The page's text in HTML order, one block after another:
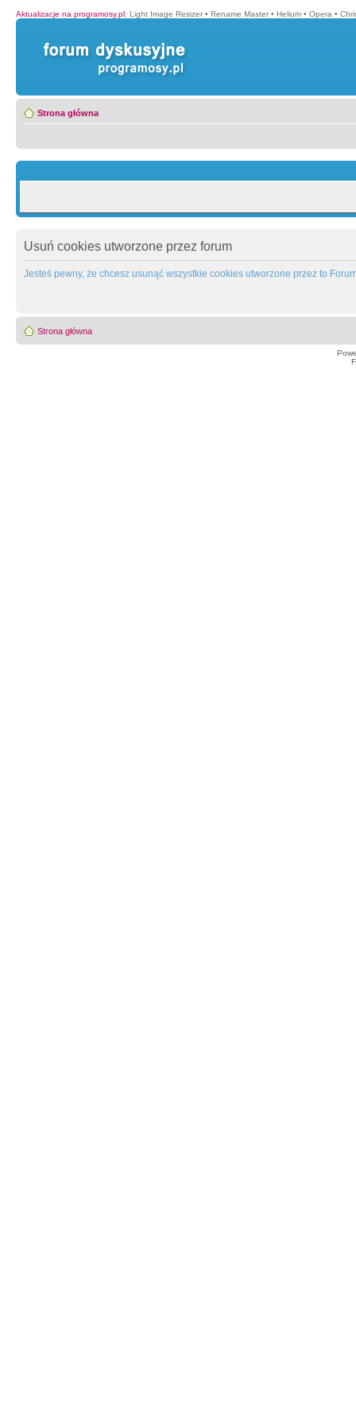
Aktualizacje na programosy.pl: Light Image Resizer • Rename Master • Helium • Opera •
Strona główna
Usuń cookies utworzone przez forum
Jesteś pewny, że chcesz usunąć wszystkie cookies utworzone przez to
Strona główna